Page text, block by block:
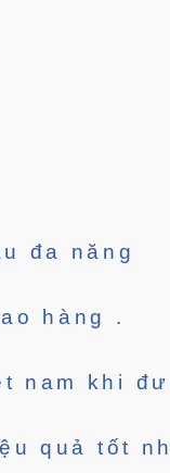
đa năng
hàng .
nam khi
quả tốt